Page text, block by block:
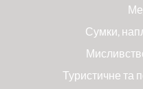
Сумки,
Туристичне та